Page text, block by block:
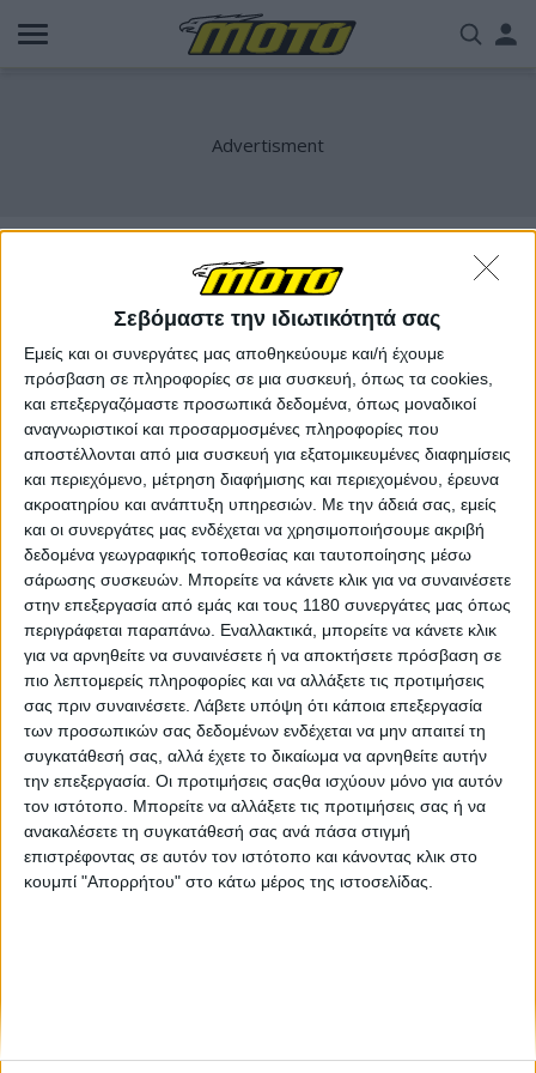
Σεβόμαστε την ιδιωτικότητά σας
Εμείς και οι συνεργάτες μας αποθηκεύουμε και/ή έχουμε
πρόσβαση σε πληροφορίες σε μια συσκευή, όπως τα cookies,
και επεξεργαζόμαστε προσωπικά δεδομένα, όπως μοναδικοί
αναγνωριστικοί και προσαρμοσμένες πληροφορίες που
αποστέλλονται από μια συσκευή για εξατομικευμένες διαφημίσεις
και περιεχόμενο, μέτρηση διαφήμισης και περιεχομένου, έρευνα
ακροατηρίου και ανάπτυξη υπηρεσιών. Με την άδειά σας, εμείς
και οι συνεργάτες μας ενδέχεται να χρησιμοποιήσουμε ακριβή
δεδομένα γεωγραφικής τοποθεσίας και ταυτοποίησης μέσω
σάρωσης συσκευών. Μπορείτε να κάνετε κλικ για να συναινέσετε
στην επεξεργασία από εμάς και τους 1180 συνεργάτες μας όπως
περιγράφεται παραπάνω. Εναλλακτικά, μπορείτε να κάνετε κλικ
για να αρνηθείτε να συναινέσετε ή να αποκτήσετε πρόσβαση σε
πιο λεπτομερείς πληροφορίες και να αλλάξετε τις προτιμήσεις
σας πριν συναινέσετε. Λάβετε υπόψη ότι κάποια επεξεργασία
των προσωπικών σας δεδομένων ενδέχεται να μην απαιτεί τη
συγκατάθεσή σας, αλλά έχετε το δικαίωμα να αρνηθείτε αυτήν
την επεξεργασία. Οι προτιμήσεις σαςθα ισχύουν μόνο για αυτόν
τον ιστότοπο. Μπορείτε να αλλάξετε τις προτιμήσεις σας ή να
ανακαλέσετε τη συγκατάθεσή σας ανά πάσα στιγμή
επιστρέφοντας σε αυτόν τον ιστότοπο και κάνοντας κλικ στο
κουμπί "Απορρήτου" στο κάτω μέρος της ιστοσελίδας.
Παράκαμψη
προς
Υπόλοιπα πρωταθλήματα 27/5/2026
Ιsle of Man TT 2026 - Νέο ρεκόρ γύρου από στάση
από τον Dean Harrison
Ο Dean Harrison ξεκίνησε με εντυπωσιακό τρόπο την
εβδομάδα δοκιμών του Isle of Man TT 2026, σημειώνοντας
νέο ρεκόρ γύρου από στάση στις κατατακτήριες διαδικασίες με
μέση ταχύτητα 215,5 km/h πάνω στη H...